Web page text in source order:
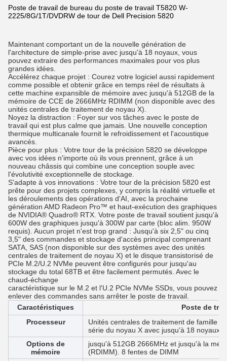
Poste de travail de bureau du poste de travail T5820 W-
2225/8G/1T/DVDRW de tour de Dell Precision 5820
Maintenant comportant un de la nouvelle génération de
l'architecture de simple-prise avec jusqu'à 18 noyaux, vous
pouvez extraire des performances maximales pour vos plus
grandes idées.
Accélérez chaque projet : Courez votre logiciel aussi rapidement
comme possible et obtenir grâce en temps réel de résultats à
cette machine expansible de mémoire avec jusqu'à 512GB de la
mémoire de CCE de 2666MHz RDIMM (non disponible avec des
unités centrales de traitement de noyau X).
Noyez la distraction : Foyer sur vos tâches avec le poste de
travail qui est plus calme que jamais. Une nouvelle conception
thermique multicanale fournit le refroidissement et l'acoustique
avancés.
Pièce pour plus : Votre tour de la précision 5820 se développe
avec vos idées n'importe où ils vous prennent, grâce à un
nouveau châssis qui combine une conception souple avec
l'évolutivité exceptionnelle de stockage.
S'adapte à vos innovations : Votre tour de la précision 5820 est
prête pour des projets complexes, y compris la réalité virtuelle et
les déroulements des opérations d'AI, avec la prochaine
génération AMD Radeon Pro™ et haut-exécution des graphiques
de NVIDIA® Quadro® RTX. Votre poste de travail soutient jusqu'à
600W des graphiques jusqu'à 300W par carte (bloc alim. 950W
requis). Aucun projet n'est trop grand : Jusqu'à six 2,5" ou cinq
3,5" des commandes et stockage d'accès principal comprenant
SATA, SAS (non disponible sur des systèmes avec des unités
centrales de traitement de noyau X) et le disque transistorisé de
PCIe M.2/U.2 NVMe peuvent être configurés pour jusqu'au
stockage du total 68TB et être facilement permutés. Avec le
chaud-échange
caractéristique sur le M.2 et l'U.2 PCIe NVMe SSDs, vous pouvez
enlever des commandes sans arrêter le poste de travail.
Caractéristiques
Poste de
Processeur
Unités centrales de traitement de famille
série du noyau X avec jusqu'à 18 noyaux
Options de
mémoire
jusqu'à 512GB 2666MHz et jusqu'à la
(RDIMM). 8 fentes de DIMM